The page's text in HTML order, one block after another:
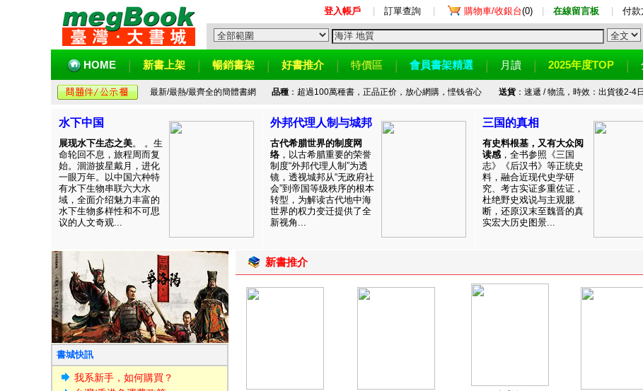
登入帳戶 訂單查詢 購物車/收銀台(0) 在線留言板 付款
HOME 新書上架 暢銷書架 好書推介 特價區 會員書架精選 月讀 2025年度TOP
最新/最熱/最齊全的簡體書網 品種：超過100萬種書，正品正价，放心網購，悭钱省心 送貨：速遞 / 物流，時效：出貨後2-4日
水下中国
展现水下生态之美。 。生
命轮回不息，旅程周而复
始。洄游披星戴月，进化
一眼万年。以中国六种特
有水下生物串联六大水
域，全面介绍魅力丰富的
水下生物多样性和不可思
议的人文奇观...
外邦代理人制与城邦
古代希腊世界的制度网
络 ，以古希腊重要的荣誉
制度“外邦代理人制”为透
镜，透视城邦从“无政府社
会”到帝国等级秩序的根本
转型，为解读古代地中海
世界的权力变迁提供了全
新视角...
三国的真相
有史料根基，又有大众阅
读感 ，全书参照《三国
志》《后汉书》等正统史
料，融合近现代史学研
究、考古实证多重佐证，
杜绝野史戏说与主观臆
断，还原汉末至魏晋的真
实宏大历史图景...
書城快訊
我系新手，如何購買？
新書推介